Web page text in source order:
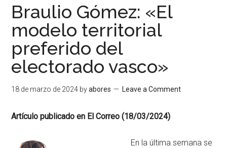
Braulio Gómez: «El
modelo territorial
preferido del
electorado vasco»
18 de marzo de 2024 byabores Leave a Comment
Artículo publicado en El Correo (18/03/2024)
En la última semana se